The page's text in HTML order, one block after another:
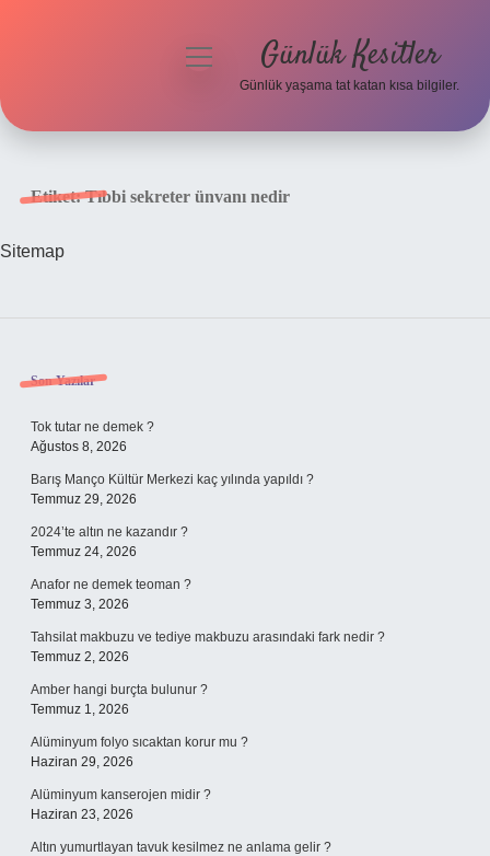
menüyü
Günlük Kesitler
Günlük yaşama tat katan kısa bilgiler.
Etiket:Tıbbi sekreter ünvanı nedir
Sitemap
Sidebar
Son Yazılar
Tok tutar ne demek ?
Ağustos 8, 2026
Barış Manço Kültür Merkezi kaç yılında yapıldı ?
Temmuz 29, 2026
2024’te altın ne kazandır ?
Temmuz 24, 2026
Anafor ne demek teoman ?
Temmuz 3, 2026
Tahsilat makbuzu ve tediye makbuzu arasındaki fark nedir ?
Temmuz 2, 2026
Amber hangi burçta bulunur ?
Temmuz 1, 2026
Alüminyum folyo sıcaktan korur mu ?
Haziran 29, 2026
Alüminyum kanserojen midir ?
Haziran 23, 2026
Altın yumurtlayan tavuk kesilmez ne anlama gelir ?